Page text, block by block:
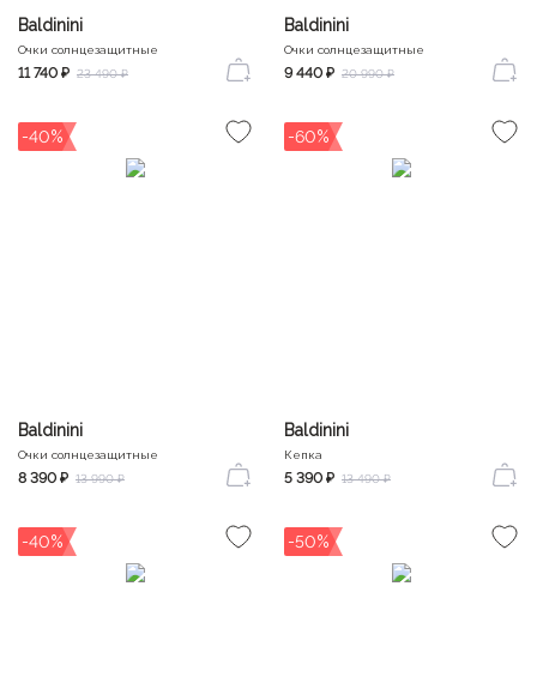
Baldinini
Очки солнцезащитные
11 740 ₽ 23 490 ₽
Baldinini
Очки солнцезащитные
9 440 ₽ 20 990 ₽
-40%
Baldinini
Очки солнцезащитные
8 390 ₽ 13 990 ₽
-60%
Baldinini
Кепка
5 390 ₽ 13 490 ₽
-40% -50%